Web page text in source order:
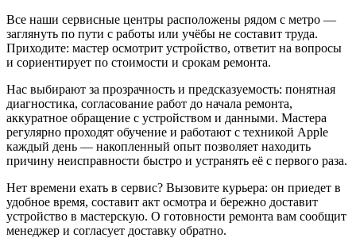
Все наши сервисные центры расположены рядом с метро —
заглянуть по пути с работы или учёбы не составит труда.
Приходите: мастер осмотрит устройство, ответит на вопросы
и сориентирует по стоимости и срокам ремонта.
Нас выбирают за прозрачность и предсказуемость: понятная
диагностика, согласование работ до начала ремонта,
аккуратное обращение с устройством и данными. Мастера
регулярно проходят обучение и работают с техникой Apple
каждый день — накопленный опыт позволяет находить
причину неисправности быстро и устранять её с первого раза.
Нет времени ехать в сервис? Вызовите курьера: он приедет в
удобное время, составит акт осмотра и бережно доставит
устройство в мастерскую. О готовности ремонта вам сообщит
менеджер и согласует доставку обратно.